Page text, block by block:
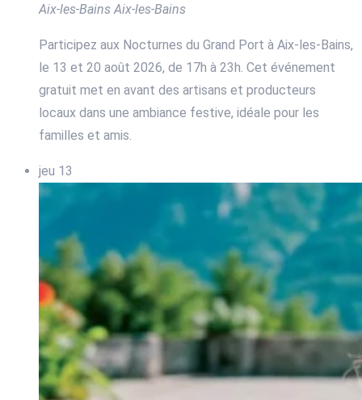
Aix-les-Bains Aix-les-Bains
Participez aux Nocturnes du Grand Port à Aix-les-Bains,
le 13 et 20 août 2026, de 17h à 23h. Cet événement
gratuit met en avant des artisans et producteurs
locaux dans une ambiance festive, idéale pour les
familles et amis.
jeu 13